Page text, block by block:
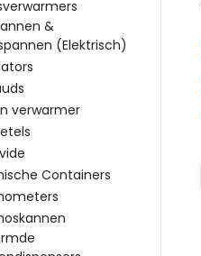
&
(Elektrisch)
verwarmer
Containers